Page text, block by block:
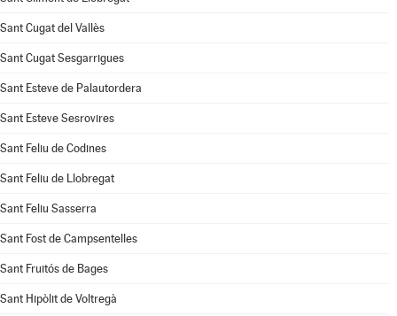
Sant Cugat del Vallès
Sant Cugat Sesgarrigues
Sant Esteve de Palautordera
Sant Esteve Sesrovires
Sant Feliu de Codines
Sant Feliu de Llobregat
Sant Feliu Sasserra
Sant Fost de Campsentelles
Sant Fruitós de Bages
Sant Hipòlit de Voltregà